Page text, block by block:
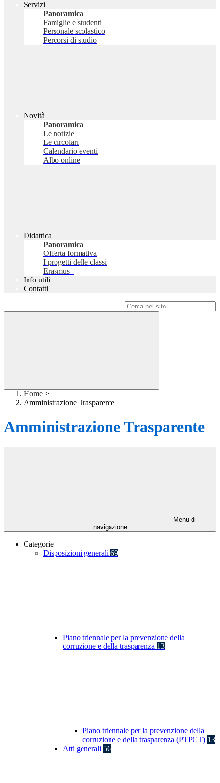
Servizi
Panoramica
Famiglie e studenti
Personale scolastico
Percorsi di studio
Novità
Panoramica
Le notizie
Le circolari
Calendario eventi
Albo online
Didattica
Panoramica
Offerta formativa
I progetti delle classi
Erasmus+
Info utili
Contatti
Home >
Amministrazione Trasparente
Amministrazione Trasparente
Menu di
navigazione
Categorie
Disposizioni generali 69
Piano triennale per la prevenzione della
corruzione e della trasparenza 13
Piano triennale per la prevenzione della
corruzione e della trasparenza (PTPCT) 13
Atti generali 56